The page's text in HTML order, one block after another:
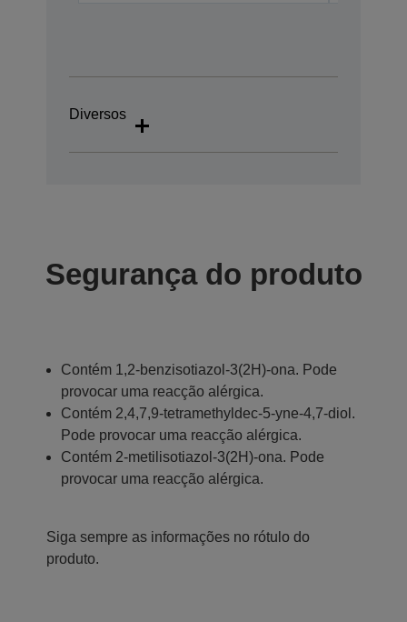
Diversos
Segurança do produto
Contém 1,2-benzisotiazol-3(2H)-ona. Pode
provocar uma reacção alérgica.
Contém 2,4,7,9-tetramethyldec-5-yne-4,7-diol.
Pode provocar uma reacção alérgica.
Contém 2-metilisotiazol-3(2H)-ona. Pode
provocar uma reacção alérgica.
Siga sempre as informações no rótulo do
produto.